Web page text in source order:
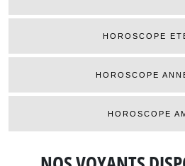
HOROSCOPE
HOROSCOPE
HOROSCOPE